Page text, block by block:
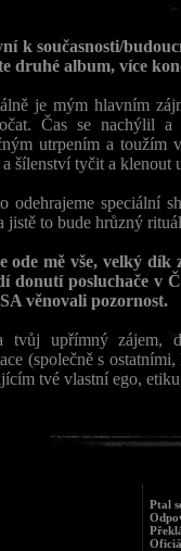
k současnosti/
druhé album, více
je mým hlavním
Čas se nachýlil
utrpením a toužím
šílenství tyčit a klenout
odehrajeme speciální
jistě to bude hrůzný
ode mě vše, velký
donutí posluchače v
věnovali pozornost.
tvůj upřímný zájem,
(společně s
tvé vlastní ego,
Ptal